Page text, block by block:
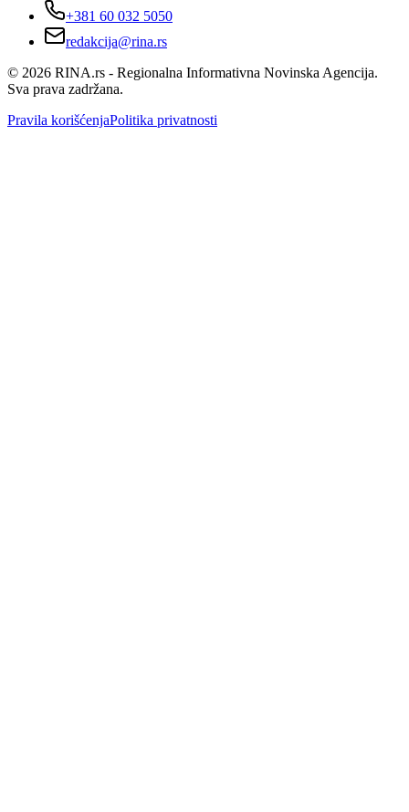
+381 60 032 5050
redakcija@rina.rs
© 2026 RINA.rs - Regionalna Informativna Novinska Agencija.
Sva prava zadržana.
Pravila korišćenjaPolitika privatnosti